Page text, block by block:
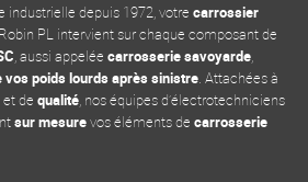
industrielle depuis 1972, votre carrossier
Robin PL intervient sur chaque composant de
, aussi appelée carrosserie savoyarde
vos poids lourds après sinistre . Attachées à
et de qualité , nos équipes d’électrotechniciens
sur mesurevos éléments de carrosserie